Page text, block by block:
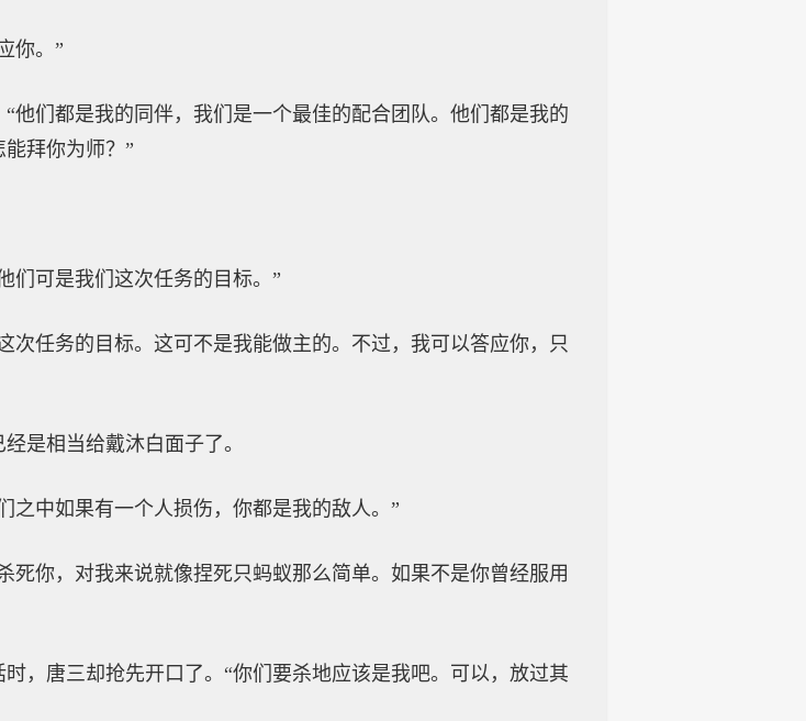
你。”
他们都是我的同伴，我们是一个最佳的配合团队。他们都是我的
拜你为师？”
们可是我们这次任务的目标。”
次任务的目标。这可不是我能做主的。不过，我可以答应你，只
是相当给戴沐白面子了。
之中如果有一个人损伤，你都是我的敌人。”
死你，对我来说就像捏死只蚂蚁那么简单。如果不是你曾经服用
，唐三却抢先开口了。“你们要杀地应该是我吧。可以，放过其